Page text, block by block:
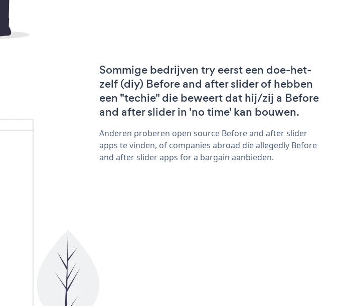
Sommige bedrijven try eerst een doe-het-
zelf (diy) Before and after slider of hebben
een "techie" die beweert dat hij/zij a Before
and after slider in 'no time' kan bouwen.
Anderen proberen open source Before and after slider
apps te vinden, of companies abroad die allegedly Before
and after slider apps for a bargain aanbieden.